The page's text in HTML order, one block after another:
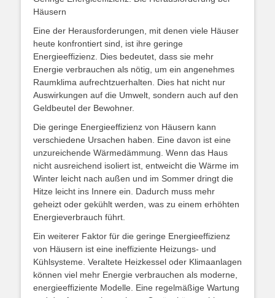
Häusern
Eine der Herausforderungen, mit denen viele Häuser
heute konfrontiert sind, ist ihre geringe
Energieeffizienz. Dies bedeutet, dass sie mehr
Energie verbrauchen als nötig, um ein angenehmes
Raumklima aufrechtzuerhalten. Dies hat nicht nur
Auswirkungen auf die Umwelt, sondern auch auf den
Geldbeutel der Bewohner.
Die geringe Energieeffizienz von Häusern kann
verschiedene Ursachen haben. Eine davon ist eine
unzureichende Wärmedämmung. Wenn das Haus
nicht ausreichend isoliert ist, entweicht die Wärme im
Winter leicht nach außen und im Sommer dringt die
Hitze leicht ins Innere ein. Dadurch muss mehr
geheizt oder gekühlt werden, was zu einem erhöhten
Energieverbrauch führt.
Ein weiterer Faktor für die geringe Energieeffizienz
von Häusern ist eine ineffiziente Heizungs- und
Kühlsysteme. Veraltete Heizkessel oder Klimaanlagen
können viel mehr Energie verbrauchen als moderne,
energieeffiziente Modelle. Eine regelmäßige Wartung